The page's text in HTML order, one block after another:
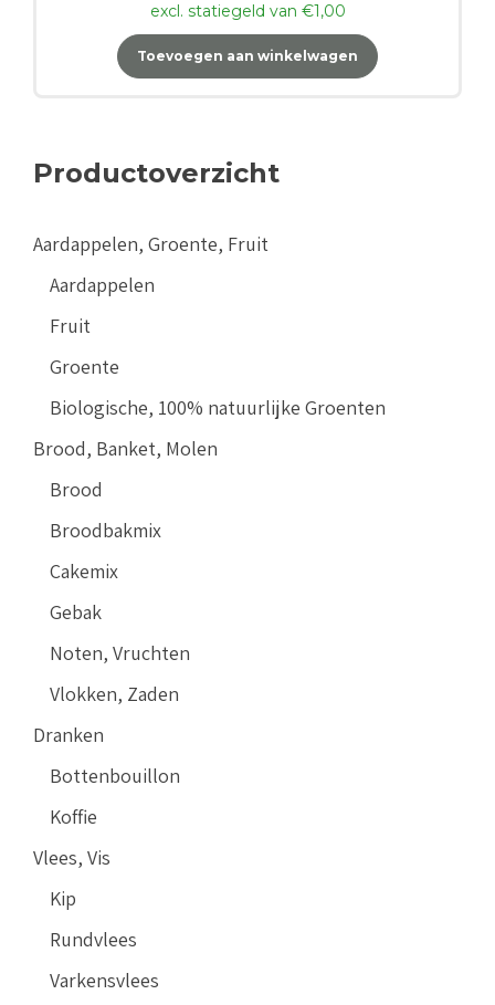
excl. statiegeld van €1,00
Toevoegen aan winkelwagen
Productoverzicht
Aardappelen, Groente, Fruit
Aardappelen
Fruit
Groente
Biologische, 100% natuurlijke Groenten
Brood, Banket, Molen
Brood
Broodbakmix
Cakemix
Gebak
Noten, Vruchten
Vlokken, Zaden
Dranken
Bottenbouillon
Koffie
Vlees, Vis
Kip
Rundvlees
Varkensvlees